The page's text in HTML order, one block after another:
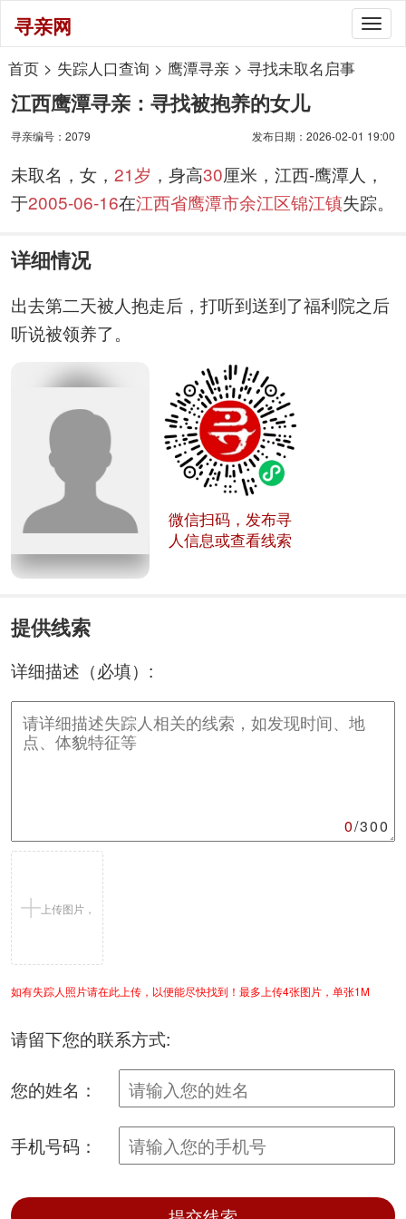
寻亲网
首页> 失踪人口查询 > 鹰潭寻亲> 寻找未取名启事
江西鹰潭寻亲：寻找被抱养的女儿
寻亲编号：2079 发布日期：2026-02-01 19:00
未取名，女， 21岁 ，身高30厘米，江西-鹰潭人，
于2005-06-16在江西省鹰潭市余江区锦江镇失踪。
详细情况
出去第二天被人抱走后，打听到送到了福利院之后
听说被领养了。
微信扫码，发布寻
人信息或查看线索
提供线索
详细描述（必填）:
0/300
上传图片，
如有失踪人照片请在此上传，以便能尽快找到！最多上传4张图片，单张1M
请留下您的联系方式:
您的姓名：
手机号码：